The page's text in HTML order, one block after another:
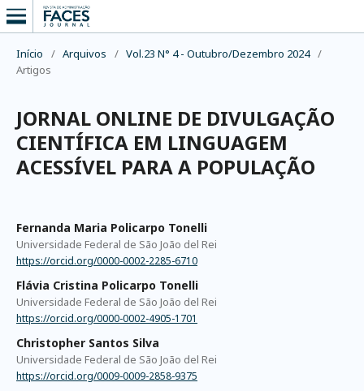
Início / Arquivos / Vol.23 N° 4 - Outubro/Dezembro 2024 /
Artigos
JORNAL ONLINE DE DIVULGAÇÃO
CIENTÍFICA EM LINGUAGEM
ACESSÍVEL PARA A POPULAÇÃO
Fernanda Maria Policarpo Tonelli
Universidade Federal de São João del Rei
https://orcid.org/0000-0002-2285-6710
Flávia Cristina Policarpo Tonelli
Universidade Federal de São João del Rei
https://orcid.org/0000-0002-4905-1701
Christopher Santos Silva
Universidade Federal de São João del Rei
https://orcid.org/0009-0009-2858-9375